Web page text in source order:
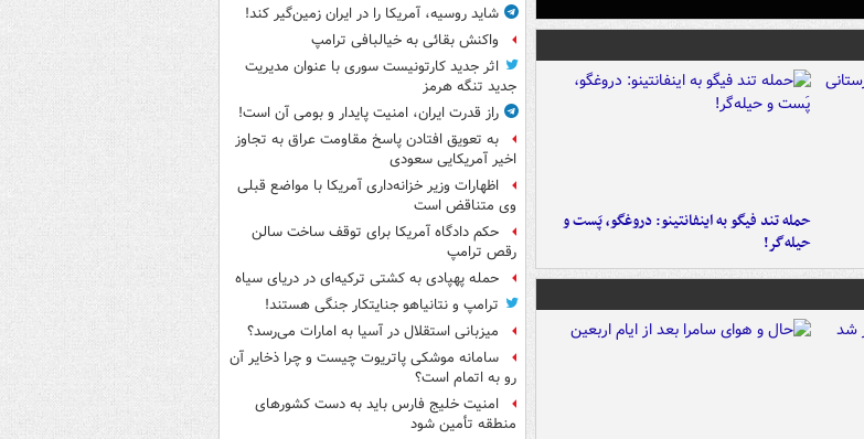
حمله تند فیگو به اینفانتینو: دروغگو، پَست‌ و
حیله‌گر!
شاید روسیه، آمریکا را در ایران زمین‌گیر کند!
واکنش بقائی به خیالبافی ترامپ
اثر جدید کارتونیست سوری با عنوان مدیریت
جدید تنگه هرمز
راز قدرت ایران، امنیت پایدار و بومی آن است!
به تعویق افتادن پاسخ مقاومت عراق به تجاوز
اخیر آمریکایی سعودی
اظهارات وزیر خزانه‌داری آمریکا با مواضع قبلی
وی متناقض است
حکم دادگاه آمریکا برای توقف ساخت سالن
رقص ترامپ
حمله پهپادی به کشتی ترکیه‌ای در دریای سیاه
ترامپ و نتانیاهو جنایتکار جنگی هستند!
میزبانی استقلال در آسیا به امارات می‌رسد؟
سامانه موشکی پاتریوت چیست و چرا ذخایر آن
رو به اتمام است؟
امنیت خلیج فارس باید به دست کشورهای
منطقه تأمین شود